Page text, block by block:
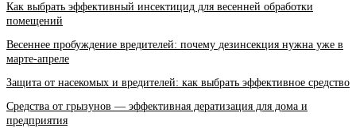
Как выбрать эффективный инсектицид для весенней обработки
помещений
Весеннее пробуждение вредителей: почему дезинсекция нужна уже в
марте-апреле
Защита от насекомых и вредителей: как выбрать эффективное средство
Средства от грызунов — эффективная дератизация для дома и
предприятия